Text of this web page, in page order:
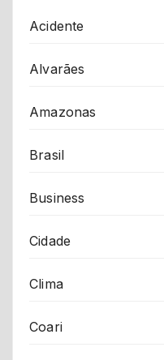
Acidente
Alvarães
Amazonas
Brasil
Business
Cidade
Clima
Coari